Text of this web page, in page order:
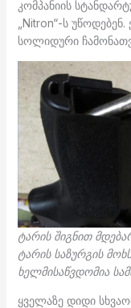
კომპანიის
„Nitron“-ს
სოლიდური
ტარის შიგნით
ტარის საზურგის
ხელმისაწვდომია
ყველაზე დიდი